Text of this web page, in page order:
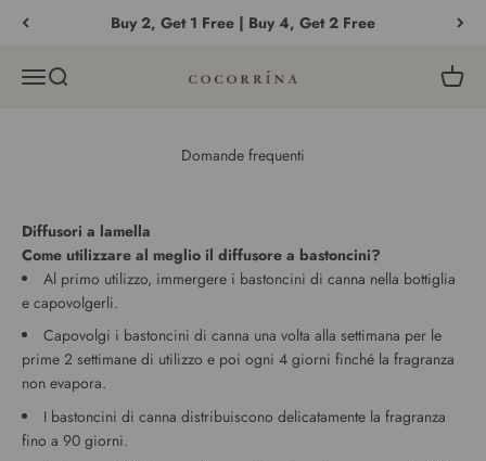
Buy 2, Get 1 Free | Buy 4, Get 2 Free
MenùCerca COCORRÍNA®
Domande frequenti
Diffusori a lamella
Come utilizzare al meglio il diffusore a bastoncini?
Al primo utilizzo, immergere i bastoncini di canna nella bottiglia
e capovolgerli.
Capovolgi i bastoncini di canna una volta alla settimana per le
prime 2 settimane di utilizzo e poi ogni 4 giorni finché la fragranza
non evapora.
I bastoncini di canna distribuiscono delicatamente la fragranza
fino a 90 giorni.